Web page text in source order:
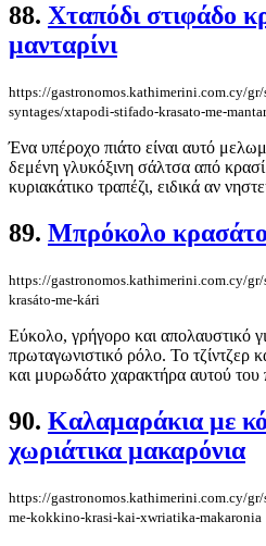
88. Χταπόδι στιφάδο
μανταρίνι
https://gastronomos.kathimerini.com.cy/gr/
syntages/xtapodi-stifado-krasato-me-
Ένα υπέροχο πιάτο είναι αυτό
δεμένη γλυκόξινη σάλτσα από κρασί
κυριακάτικο τραπέζι, ειδικά αν
89. Μπρόκολο
https://gastronomos.kathimerini.com.cy/
krasáto-me-kári
Εύκολο, γρήγορο και απολαυστικό
πρωταγωνιστικό ρόλο. Το τζίντζερ
και μυρωδάτο χαρακτήρα αυτού του
90. Καλαμαράκια με
χωριάτικα μακαρόνια
https://gastronomos.kathimerini.com.cy/
me-kokkino-krasi-kai-xwriatika-makaronia